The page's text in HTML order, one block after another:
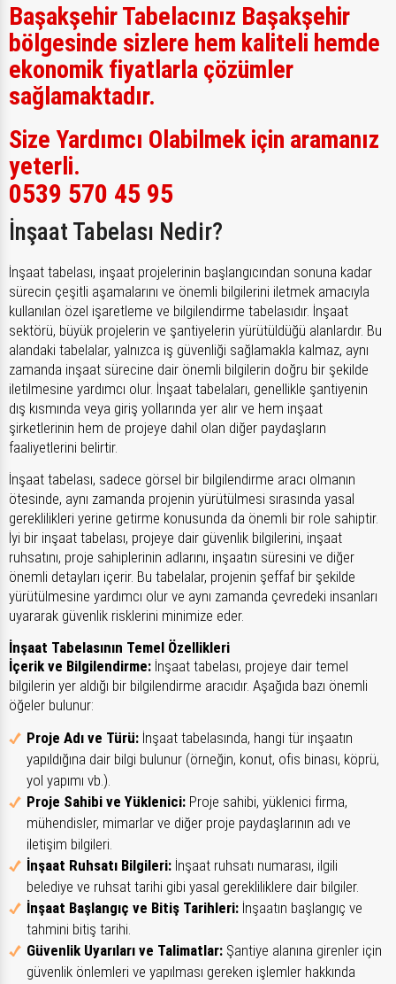
Başakşehir Tabelacınız Başakşehir
bölgesinde sizlere hem kaliteli hemde
ekonomik fiyatlarla çözümler
sağlamaktadır.
Size Yardımcı Olabilmek için aramanız
yeterli.
0539 570 45 95
İnşaat Tabelası Nedir?
İnşaat tabelası, inşaat projelerinin başlangıcından sonuna kadar
sürecin çeşitli aşamalarını ve önemli bilgilerini iletmek amacıyla
kullanılan özel işaretleme ve bilgilendirme tabelasıdır. İnşaat
sektörü, büyük projelerin ve şantiyelerin yürütüldüğü alanlardır. Bu
alandaki tabelalar, yalnızca iş güvenliği sağlamakla kalmaz, aynı
zamanda inşaat sürecine dair önemli bilgilerin doğru bir şekilde
iletilmesine yardımcı olur. İnşaat tabelaları, genellikle şantiyenin
dış kısmında veya giriş yollarında yer alır ve hem inşaat
şirketlerinin hem de projeye dahil olan diğer paydaşların
faaliyetlerini belirtir.
İnşaat tabelası, sadece görsel bir bilgilendirme aracı olmanın
ötesinde, aynı zamanda projenin yürütülmesi sırasında yasal
gereklilikleri yerine getirme konusunda da önemli bir role sahiptir.
İyi bir inşaat tabelası, projeye dair güvenlik bilgilerini, inşaat
ruhsatını, proje sahiplerinin adlarını, inşaatın süresini ve diğer
önemli detayları içerir. Bu tabelalar, projenin şeffaf bir şekilde
yürütülmesine yardımcı olur ve aynı zamanda çevredeki insanları
uyararak güvenlik risklerini minimize eder.
İnşaat Tabelasının Temel Özellikleri
İçerik ve Bilgilendirme: İnşaat tabelası, projeye dair temel
bilgilerin yer aldığı bir bilgilendirme aracıdır. Aşağıda bazı önemli
öğeler bulunur:
Proje Adı ve Türü: İnşaat tabelasında, hangi tür inşaatın
yapıldığına dair bilgi bulunur (örneğin, konut, ofis binası, köprü,
yol yapımı vb.).
Proje Sahibi ve Yüklenici: Proje sahibi, yüklenici firma,
mühendisler, mimarlar ve diğer proje paydaşlarının adı ve
iletişim bilgileri.
İnşaat Ruhsatı Bilgileri: İnşaat ruhsatı numarası, ilgili
belediye ve ruhsat tarihi gibi yasal gerekliliklere dair bilgiler.
İnşaat Başlangıç ve Bitiş Tarihleri: İnşaatın başlangıç ve
tahmini bitiş tarihi.
Güvenlik Uyarıları ve Talimatlar: Şantiye alanına girenler için
güvenlik önlemleri ve yapılması gereken işlemler hakkında